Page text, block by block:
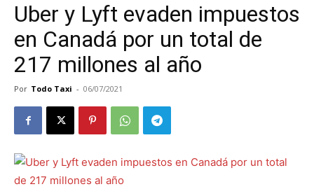
Uber y Lyft evaden impuestos
en Canadá por un total de
217 millones al año
Por Todo Taxi - 06/07/2021